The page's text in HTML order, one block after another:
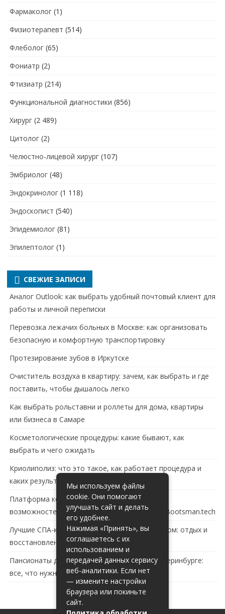
Фармаколог (1)
Физиотерапевт (514)
Флеболог (65)
Фониатр (2)
Фтизиатр (214)
Функциональной диагностики (856)
Хирург (2 489)
Цитолог (2)
Челюстно-лицевой хирург (107)
Эмбриолог (48)
Эндокринолог (1 118)
Эндоскопист (540)
Эпидемиолог (81)
Эпилептолог (1)
СВЕЖИЕ ЗАПИСИ
Аналог Outlook: как выбрать удобный почтовый клиент для
работы и личной переписки
Перевозка лежачих больных в Москве: как организовать
безопасную и комфортную транспортировку
Протезирование зубов в Иркутске
Очиститель воздуха в квартиру: зачем, как выбрать и где
поставить, чтобы дышалось легко
Как выбрать рольставни и роллеты для дома, квартиры
или бизнеса в Самаре
Косметологические процедуры: какие бывают, как
выбрать и чего ожидать
Криолиполиз: что это такое, как работает процедура и
каких результатов ждать
Платформа контейнеризации в России: обзор
возможностей и перспектив развития сайта Bootsman.tech
Лучшие СПА-комплексы в Тольятти с бассейном: отдых и
восстановление за городом
Пансионаты для пожилых с деменцией в Екатеринбурге:
все, что нужно знать
Мы используем файлы
cookie. Они помогают
улучшать сайт и делать
его удобнее.
Нажимая «Принять», вы
соглашаетесь с их
использованием и
передачей данных сервису
веб-аналитики. Если нет
— измените настройки
браузера или покиньте
сайт.